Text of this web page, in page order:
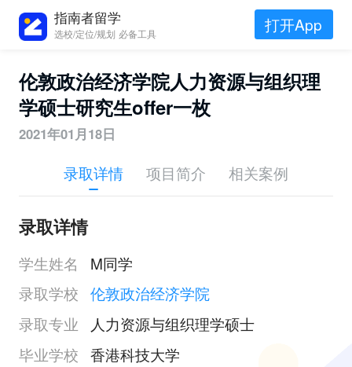
指南者留学
选校/定位/规划 必备工具 打开App
伦敦政治经济学院人力资源与组织理
学硕士研究生offer一枚
2021年01月18日
录取详情 项目简介 相关案例
录取详情
学生姓名
M同学
录取学校 伦敦政治经济学院
录取专业
人力资源与组织理学硕士
毕业学校 香港科技大学